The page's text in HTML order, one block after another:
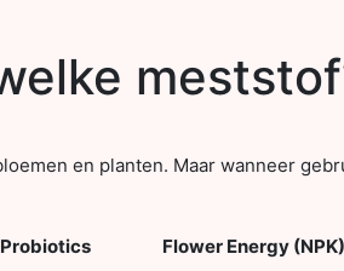
en planten. Maar wanneer
Flower Energy (NPK)